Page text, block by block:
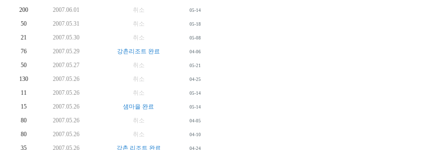
200 2007.06.01 취소 05-14
50 2007.05.31 취소 05-18
21 2007.05.30 취소 05-08
76 2007.05.29 강촌리조트 완료 04-06
50 2007.05.27 취소 05-21
130 2007.05.26 취소 04-25
11 2007.05.26 취소 05-14
15 2007.05.26 샘마을 완료 05-14
80 2007.05.26 취소 04-05
80 2007.05.26 취소 04-10
35 2007.05.26 강촌 리조트 완료 04-24